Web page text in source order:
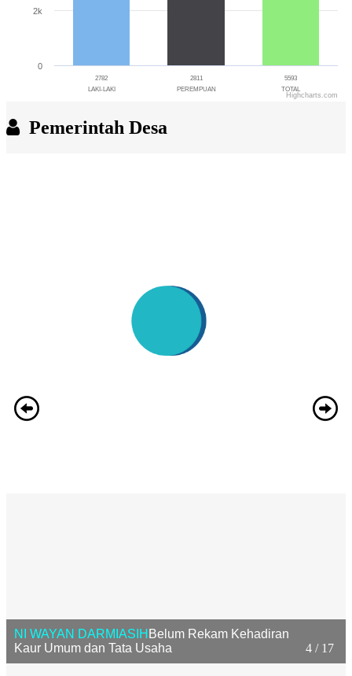
2782
LAKI-LAKI
2811
PEREMPUAN
5593
TOTAL
0
2k
Highcharts.com
Pemerintah Desa
4 / 17
NI WAYAN DARMIASIH Belum Rekam Kehadiran
Kaur Umum dan Tata Usaha